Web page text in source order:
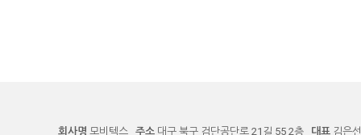
회사명 모비텍스 주소 대구 북구 검단공단로 21길 55 2층 대표 김은선